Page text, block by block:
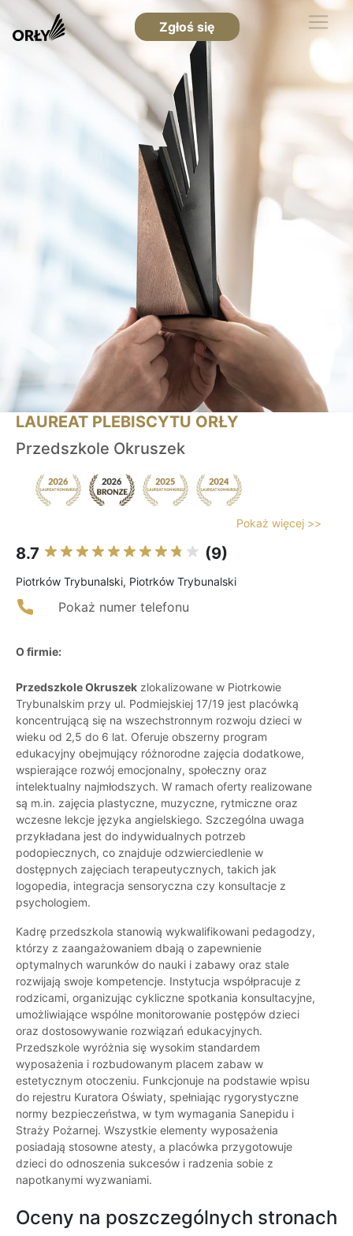
Zgłoś się
LAUREAT PLEBISCYTU ORŁY
Przedszkole Okruszek
Pokaż więcej >>
8.7 (9)
Piotrków Trybunalski, Piotrków Trybunalski
Pokaż numer telefonu
O firmie:
Przedszkole Okruszek zlokalizowane w Piotrkowie
Trybunalskim przy ul. Podmiejskiej 17/19 jest placówką
koncentrującą się na wszechstronnym rozwoju dzieci w
wieku od 2,5 do 6 lat. Oferuje obszerny program
edukacyjny obejmujący różnorodne zajęcia dodatkowe,
wspierające rozwój emocjonalny, społeczny oraz
intelektualny najmłodszych. W ramach oferty realizowane
są m.in. zajęcia plastyczne, muzyczne, rytmiczne oraz
wczesne lekcje języka angielskiego. Szczególna uwaga
przykładana jest do indywidualnych potrzeb
podopiecznych, co znajduje odzwierciedlenie w
dostępnych zajęciach terapeutycznych, takich jak
logopedia, integracja sensoryczna czy konsultacje z
psychologiem.
Kadrę przedszkola stanowią wykwalifikowani pedagodzy,
którzy z zaangażowaniem dbają o zapewnienie
optymalnych warunków do nauki i zabawy oraz stale
rozwijają swoje kompetencje. Instytucja współpracuje z
rodzicami, organizując cykliczne spotkania konsultacyjne,
umożliwiające wspólne monitorowanie postępów dzieci
oraz dostosowywanie rozwiązań edukacyjnych.
Przedszkole wyróżnia się wysokim standardem
wyposażenia i rozbudowanym placem zabaw w
estetycznym otoczeniu. Funkcjonuje na podstawie wpisu
do rejestru Kuratora Oświaty, spełniając rygorystyczne
normy bezpieczeństwa, w tym wymagania Sanepidu i
Straży Pożarnej. Wszystkie elementy wyposażenia
posiadają stosowne atesty, a placówka przygotowuje
dzieci do odnoszenia sukcesów i radzenia sobie z
napotkanymi wyzwaniami.
Oceny na poszczególnych stronach